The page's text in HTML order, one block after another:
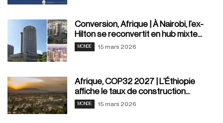
Conversion, Afrique | À Nairobi, l’ex-
Hilton se reconvertit en hub mixte...
MONDE 15 mars 2026
Afrique, COP32 2027 | L’Éthiopie
affiche le taux de construction...
MONDE 15 mars 2026